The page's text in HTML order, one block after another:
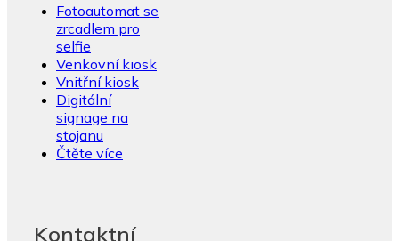
Fotoautomat se
zrcadlem pro
selfie
Venkovní kiosk
Vnitřní kiosk
Digitální
signage na
stojanu
Čtěte více
Kontaktní